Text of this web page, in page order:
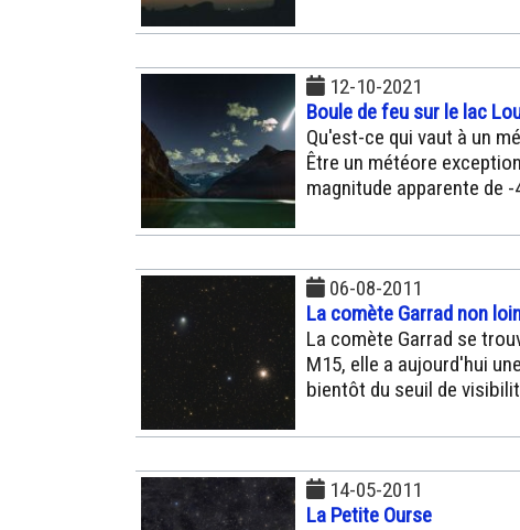
12-10-2021
Boule de feu sur le lac
Qu'est-ce qui vaut à un
Être un météore
magnitude apparente de -
06-08-2011
La comète Garrad non
La comète Garrad se
M15, elle a aujourd'hui
bientôt du seuil de
14-05-2011
La Petite Ourse